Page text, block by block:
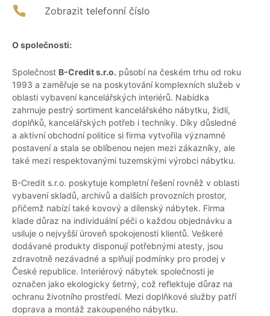
Zobrazit telefonní číslo
O společnosti:
Společnost B-Credit s.r.o. působí na českém trhu od roku
1993 a zaměřuje se na poskytování komplexních služeb v
oblasti vybavení kancelářských interiérů. Nabídka
zahrnuje pestrý sortiment kancelářského nábytku, židlí,
doplňků, kancelářských potřeb i techniky. Díky důsledné
a aktivní obchodní politice si firma vytvořila významné
postavení a stala se oblíbenou nejen mezi zákazníky, ale
také mezi respektovanými tuzemskými výrobci nábytku.
B-Credit s.r.o. poskytuje kompletní řešení rovněž v oblasti
vybavení skladů, archivů a dalších provozních prostor,
přičemž nabízí také kovový a dílenský nábytek. Firma
klade důraz na individuální péči o každou objednávku a
usiluje o nejvyšší úroveň spokojenosti klientů. Veškeré
dodávané produkty disponují potřebnými atesty, jsou
zdravotně nezávadné a splňují podmínky pro prodej v
České republice. Interiérový nábytek společnosti je
označen jako ekologicky šetrný, což reflektuje důraz na
ochranu životního prostředí. Mezi doplňkové služby patří
doprava a montáž zakoupeného nábytku.